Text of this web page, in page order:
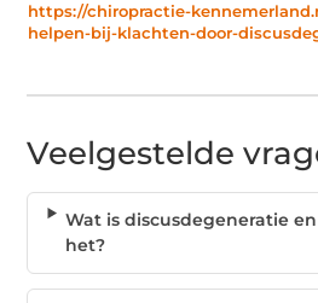
https://chiropractie-
helpen-bij-klachten-door-
Veelgestelde
Wat is discusdegeneratie
het?